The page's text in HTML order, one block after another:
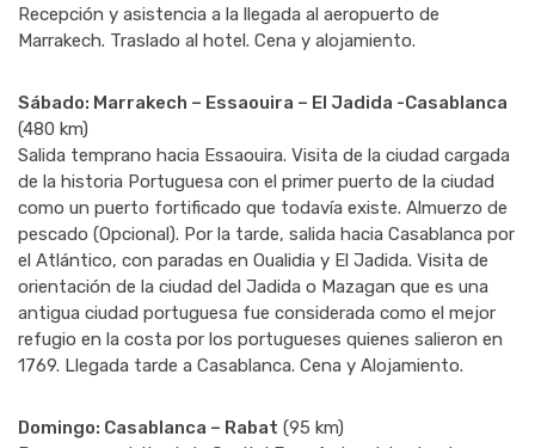
Recepción y asistencia a la llegada al aeropuerto de
Marrakech. Traslado al hotel. Cena y alojamiento.
Sábado: Marrakech – Essaouira – El Jadida -Casablanca
(480 km)
Salida temprano hacia Essaouira. Visita de la ciudad cargada
de la historia Portuguesa con el primer puerto de la ciudad
como un puerto fortificado que todavía existe. Almuerzo de
pescado (Opcional). Por la tarde, salida hacia Casablanca por
el Atlántico, con paradas en Oualidia y El Jadida. Visita de
orientación de la ciudad del Jadida o Mazagan que es una
antigua ciudad portuguesa fue considerada como el mejor
refugio en la costa por los portugueses quienes salieron en
1769. Llegada tarde a Casablanca. Cena y Alojamiento.
Domingo: Casablanca – Rabat (95 km)